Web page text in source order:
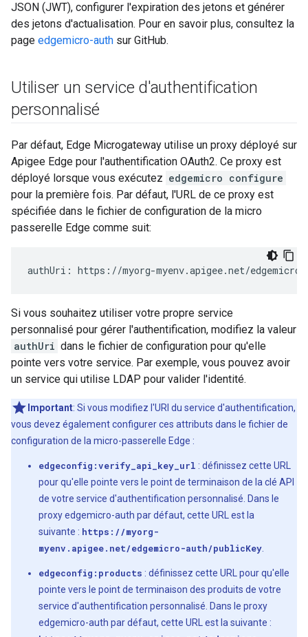
JSON (JWT), configurer l'expiration des jetons et générer
des jetons d'actualisation. Pour en savoir plus, consultez la
page edgemicro-auth sur GitHub.
Utiliser un service d'authentification
personnalisé
Par défaut, Edge Microgateway utilise un proxy déployé sur
Apigee Edge pour l'authentification OAuth2. Ce proxy est
déployé lorsque vous exécutez edgemicro configure
pour la première fois. Par défaut, l'URL de ce proxy est
spécifiée dans le fichier de configuration de la micro
passerelle Edge comme suit:
authUri: https://myorg-myenv.apigee.net/edgemicro-
Si vous souhaitez utiliser votre propre service
personnalisé pour gérer l'authentification, modifiez la valeur
authUri dans le fichier de configuration pour qu'elle
pointe vers votre service. Par exemple, vous pouvez avoir
un service qui utilise LDAP pour valider l'identité.
Important: Si vous modifiez l'URI du service d'authentification,
vous devez également configurer ces attributs dans le fichier de
configuration de la micro-passerelle Edge :
edgeconfig:verify_api_key_url : définissez cette URL
pour qu'elle pointe vers le point de terminaison de la clé API
de votre service d'authentification personnalisé. Dans le
proxy edgemicro-auth par défaut, cette URL est la
suivante : https://myorg-
myenv.apigee.net/edgemicro-auth/publicKey
edgeconfig:products : définissez cette URL pour qu'elle
pointe vers le point de terminaison des produits de votre
service d'authentification personnalisé. Dans le proxy
edgemicro-auth par défaut, cette URL est la suivante :